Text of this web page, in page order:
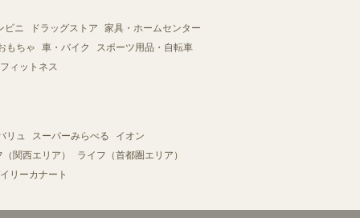
ビニ ドラッグストア
家具・ホームセンター
もちゃ 車・バイク
スポーツ用品・自転車
ィットネス
リュ スーパーみらべる
イオン
関西エリア）
ライフ（首都圏エリア）
リーカナート